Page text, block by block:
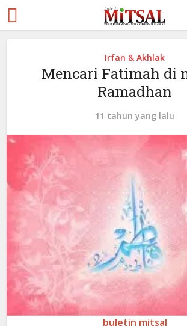
Irfan & Akhlak
Mencari Fatimah di
Ramadhan
11 tahun yang lalu
buletin mitsal